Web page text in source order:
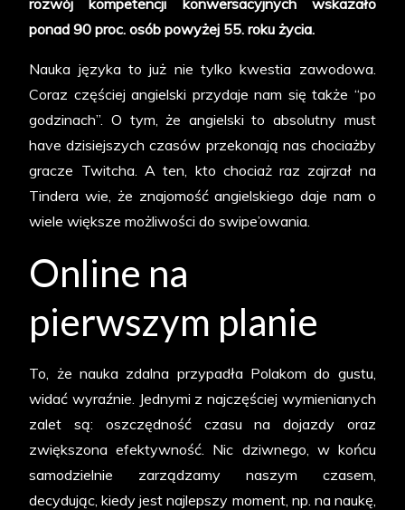
rozwój kompetencji konwersacyjnych wskazało
ponad 90 proc. osób powyżej 55. roku życia.
Nauka języka to już nie tylko kwestia zawodowa.
Coraz częściej angielski przydaje nam się także “po
godzinach”. O tym, że angielski to absolutny must
have dzisiejszych czasów przekonają nas chociażby
gracze Twitcha. A ten, kto chociaż raz zajrzał na
Tindera wie, że znajomość angielskiego daje nam o
wiele większe możliwości do swipe’owania.
Online na
pierwszym planie
To, że nauka zdalna przypadła Polakom do gustu,
widać wyraźnie. Jednymi z najczęściej wymienianych
zalet są: oszczędność czasu na dojazdy oraz
zwiększona efektywność. Nic dziwnego, w końcu
samodzielnie zarządzamy naszym czasem,
decydując, kiedy jest najlepszy moment, np. na naukę,